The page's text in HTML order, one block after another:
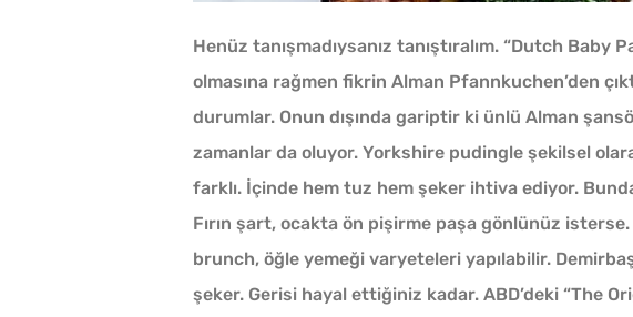
Henüz tanışmadıysanız tanıştıralım. “Dutch Baby
olmasına rağmen fikrin Alman Pfannkuchen’den
durumlar. Onun dışında gariptir ki ünlü Alman
zamanlar da oluyor. Yorkshire pudingle şekilsel
farklı. İçinde hem tuz hem şeker ihtiva ediyor.
Fırın şart, ocakta ön pişirme paşa gönlünüz
brunch, öğle yemeği varyeteleri yapılabilir.
şeker. Gerisi hayal ettiğiniz kadar. ABD’deki “The